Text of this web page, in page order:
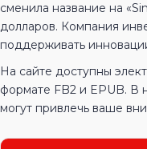
сменила название на
долларов. Компания
поддерживать
На сайте доступны
формате FB2 и EPUB. В
могут привлечь ваше